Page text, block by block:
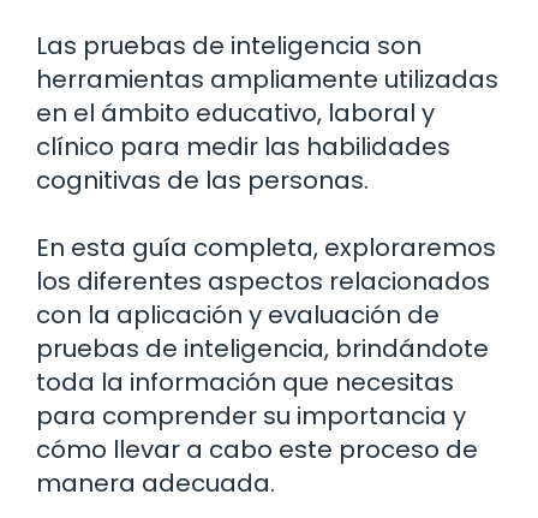
Las pruebas de inteligencia son
herramientas ampliamente utilizadas
en el ámbito educativo, laboral y
clínico para medir las habilidades
cognitivas de las personas.
En esta guía completa, exploraremos
los diferentes aspectos relacionados
con la aplicación y evaluación de
pruebas de inteligencia, brindándote
toda la información que necesitas
para comprender su importancia y
cómo llevar a cabo este proceso de
manera adecuada.